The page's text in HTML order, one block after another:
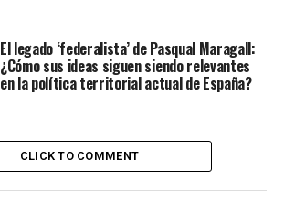
El legado ‘federalista’ de Pasqual Maragall:
¿Cómo sus ideas siguen siendo relevantes
en la política territorial actual de España?
CLICK TO COMMENT